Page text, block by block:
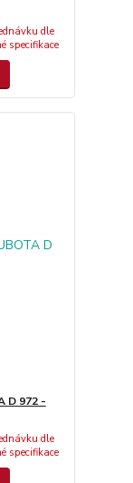
dle
specifikace
D 972 -
dle
specifikace